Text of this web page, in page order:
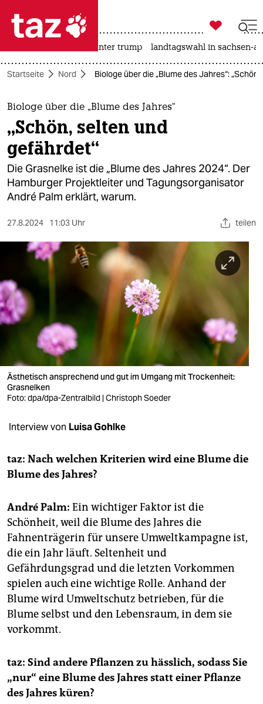
 taz zahl ich
taz zahl ich
themen
politik
öko
gesellschaft
sport
nord
wahrheit
verlag
verlag
veranstaltungen
unterstützen
genossenschaft
epaper login

taz zahl ich
usa unter trump landtagswahl in sachsen-
Startseite Nord Biologe über die „Blume des Jahres“:
Biologe über die „Blume des Jahres“
„Schön, selten und
gefährdet“
Die Grasnelke ist die „Blume des Jahres 2024“. Der
Hamburger Projektleiter und Tagungsorganisator
André Palm erklärt, warum.
27.8.2024 11:03 Uhr teilen
Ästhetisch ansprechend und gut im Umgang mit Trockenheit:
Grasnelken
Foto: dpa/dpa-Zentralbild | Christoph Soeder
Interview von Luisa Gohlke
taz: Nach welchen Kriterien wird eine Blume die
Blume des Jahres?
André Palm: Ein wichtiger Faktor ist die
Schönheit, weil die Blume des Jahres die
Fahnenträgerin für unsere Umweltkampagne ist,
die ein Jahr läuft. Seltenheit und
Gefährdungsgrad und die letzten Vorkommen
spielen auch eine wichtige Rolle. Anhand der
Blume wird Umweltschutz betrieben, für die
Blume selbst und den Lebensraum, in dem sie
vorkommt.
taz: Sind andere Pflanzen zu hässlich, sodass Sie
„nur“ eine Blume des Jahres statt einer Pflanze
des Jahres küren?